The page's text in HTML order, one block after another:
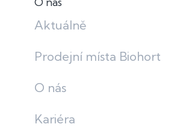
Aktuálně
Prodejní místa Biohort
O nás
Kariéra